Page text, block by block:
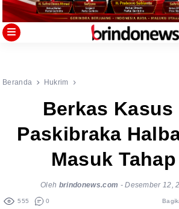
Beranda Hukrim
Berkas Kasus
Paskibraka
Masuk
Oleh brindonews.com -Desember 12,
555 0